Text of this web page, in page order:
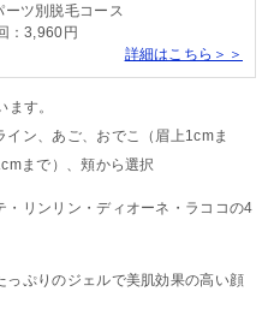
ーツ別脱毛コース
：3,960円
詳細はこちら＞＞
す。
ン、あご、おでこ（眉上1cmま
まで）、頬から選択
リンリン・ディオーネ・ラココの4
ぷりのジェルで美肌効果の高い顔